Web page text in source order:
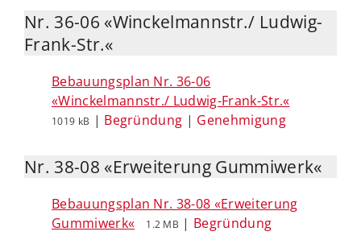
Nr. 36-06 «Winckelmannstr./ Ludwig-
Frank-Str.«
Bebauungsplan Nr. 36-06
«Winckelmannstr./ Ludwig-Frank-Str.«
1019 kB | Begründung | Genehmigung
Nr. 38-08 «Erweiterung Gummiwerk«
Bebauungsplan Nr. 38-08 «Erweiterung
Gummiwerk«
1.2 MB | Begründung